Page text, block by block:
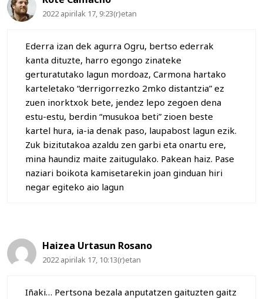
2022 apirilak 17, 9:23(r)etan
Ederra izan dek agurra Ogru, bertso ederrak
kanta dituzte, harro egongo zinateke
gerturatutako lagun mordoaz, Carmona hartako
karteletako “derrigorrezko 2mko distantzia” ez
zuen inorktxok bete, jendez lepo zegoen dena
estu-estu, berdin “musukoa beti” zioen beste
kartel hura, ia-ia denak paso, laupabost lagun ezik.
Zuk bizitutakoa azaldu zen garbi eta onartu ere,
mina haundiz maite zaitugulako. Pakean haiz. Pase
naziari boikota kamisetarekin joan ginduan hiri
negar egiteko aio lagun
Haizea Urtasun Rosano
2022 apirilak 17, 10:13(r)etan
Iñaki… Pertsona bezala anputatzen gaituzten gaitz